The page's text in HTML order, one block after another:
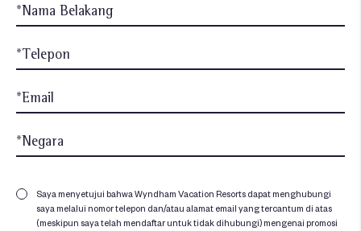
Saya menyetujui bahwa Wyndham Vacation Resorts dapat menghubungi
saya melalui nomor telepon dan/atau alamat email yang tercantum di atas
(meskipun saya telah mendaftar untuk tidak dihubungi) mengenai promosi